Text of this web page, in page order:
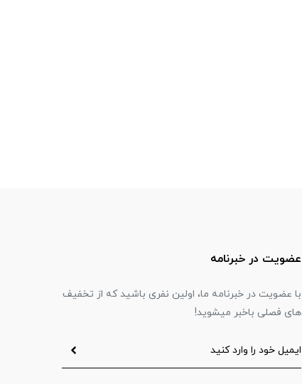
عضویت در خبرنامه
با عضویت در خبرنامه ما، اولین نفری باشید که از تخفیف
های فصلی باخبر میشوید!